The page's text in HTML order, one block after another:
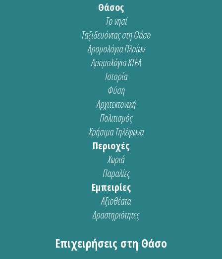
Θάσος
Το νησί
Ταξιδευόντας στη Θάσο
Δρομολόγια Πλοίων
Δρομολόγια ΚΤΕΛ
Ιστορία
Φύση
Αρχιτεκτονική
Πολιτισμός
Χρήσιμα Τηλέφωνα
Περιοχές
Χωριά
Παραλίες
Εμπειρίες
Αξιοθέατα
Δραστηριότητες
Επιχειρήσεις στη Θάσο